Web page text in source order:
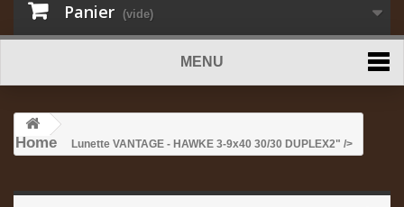
Panier (vide)
MENU
Home Lunette VANTAGE - HAWKE 3-9x40 30/30 DUPLEX2" />